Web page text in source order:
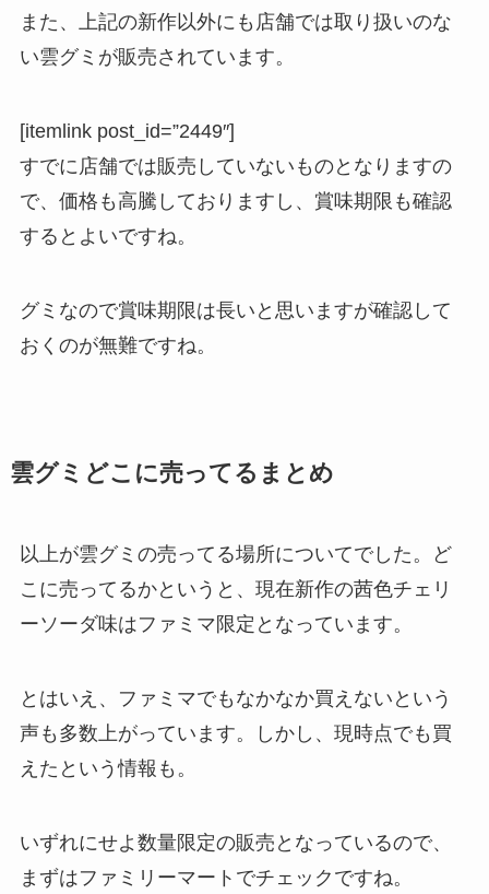
また、上記の新作以外にも店舗では取り扱いのな
い雲グミが販売されています。
[itemlink post_id=”2449″]
すでに店舗では販売していないものとなりますの
で、価格も高騰しておりますし、賞味期限も確認
するとよいですね。
グミなので賞味期限は長いと思いますが確認して
おくのが無難ですね。
雲グミどこに売ってるまとめ
以上が雲グミの売ってる場所についてでした。ど
こに売ってるかというと、現在新作の茜色チェリ
ーソーダ味はファミマ限定となっています。
とはいえ、ファミマでもなかなか買えないという
声も多数上がっています。しかし、現時点でも買
えたという情報も。
いずれにせよ数量限定の販売となっているので、
まずはファミリーマートでチェックですね。